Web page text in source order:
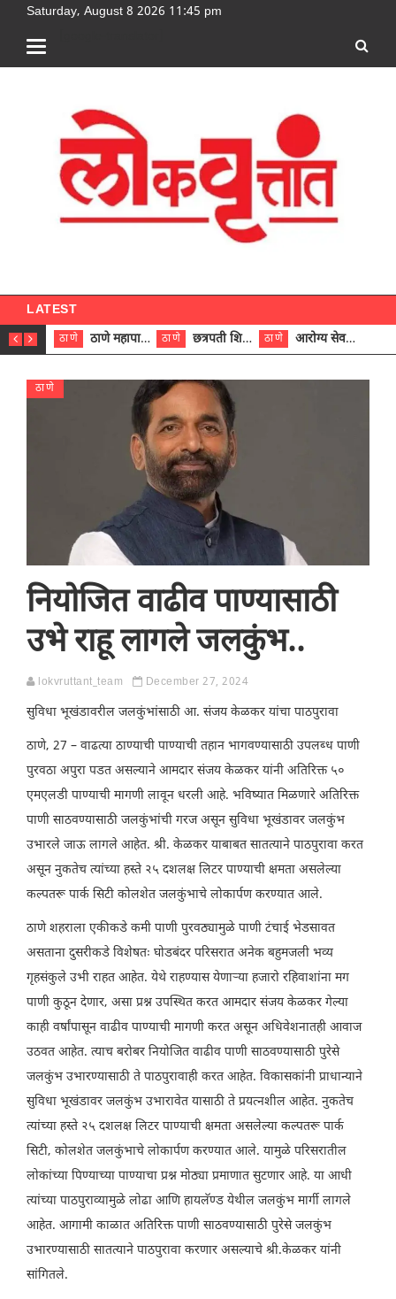
Saturday, August 8 2026 11:45 pm
LATEST
ठाणे ठाणे महापालिकेच्या नऊ प्रभाग समित्यांवर अध्यक्ष विराजमान ठाणे छत्रपती शिवाजी महाराज रुग्णालयात दुर्मिळ ट्युमरची यशस्वी शस्त्रक्रिया ठाणे आरोग्य सेवक (पुरुष) पदावरून ११ कर्मचाऱ्यांना आरोग्य सहाय्यक (पुरुष) पदावर पदोन्नती; मुख्य कार्यकारी अधिकारी रणजित यादव यांच्या हस्ते आदेश वितरण
ठाणे
नियोजित वाढीव पाण्यासाठी
उभे राहू लागले जलकुंभ..
lokvruttant_team December 27, 2024
सुविधा भूखंडावरील जलकुंभांसाठी आ. संजय केळकर यांचा पाठपुरावा
ठाणे, 27 – वाढत्या ठाण्याची पाण्याची तहान भागवण्यासाठी उपलब्ध पाणी
पुरवठा अपुरा पडत असल्याने आमदार संजय केळकर यांनी अतिरिक्त ५०
एमएलडी पाण्याची मागणी लावून धरली आहे. भविष्यात मिळणारे अतिरिक्त
पाणी साठवण्यासाठी जलकुंभांची गरज असून सुविधा भूखंडावर जलकुंभ
उभारले जाऊ लागले आहेत. श्री. केळकर याबाबत सातत्याने पाठपुरावा करत
असून नुकतेच त्यांच्या हस्ते २५ दशलक्ष लिटर पाण्याची क्षमता असलेल्या
कल्पतरू पार्क सिटी कोलशेत जलकुंभाचे लोकार्पण करण्यात आले.
ठाणे शहराला एकीकडे कमी पाणी पुरवठ्यामुळे पाणी टंचाई भेडसावत
असताना दुसरीकडे विशेषतः घोडबंदर परिसरात अनेक बहुमजली भव्य
गृहसंकुले उभी राहत आहेत. येथे राहण्यास येणाऱ्या हजारो रहिवाशांना मग
पाणी कुठून देणार, असा प्रश्न उपस्थित करत आमदार संजय केळकर गेल्या
काही वर्षांपासून वाढीव पाण्याची मागणी करत असून अधिवेशनातही आवाज
उठवत आहेत. त्याच बरोबर नियोजित वाढीव पाणी साठवण्यासाठी पुरेसे
जलकुंभ उभारण्यासाठी ते पाठपुरावाही करत आहेत. विकासकांनी प्राधान्याने
सुविधा भूखंडावर जलकुंभ उभारावेत यासाठी ते प्रयत्नशील आहेत. नुकतेच
त्यांच्या हस्ते २५ दशलक्ष लिटर पाण्याची क्षमता असलेल्या कल्पतरू पार्क
सिटी, कोलशेत जलकुंभाचे लोकार्पण करण्यात आले. यामुळे परिसरातील
लोकांच्या पिण्याच्या पाण्याचा प्रश्न मोठ्या प्रमाणात सुटणार आहे. या आधी
त्यांच्या पाठपुराव्यामुळे लोढा आणि हायलॅण्ड येथील जलकुंभ मार्गी लागले
आहेत. आगामी काळात अतिरिक्त पाणी साठवण्यासाठी पुरेसे जलकुंभ
उभारण्यासाठी सातत्याने पाठपुरावा करणार असल्याचे श्री.केळकर यांनी
सांगितले.